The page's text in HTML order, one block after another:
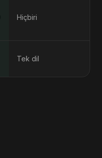
Hiçbiri
Tek dil